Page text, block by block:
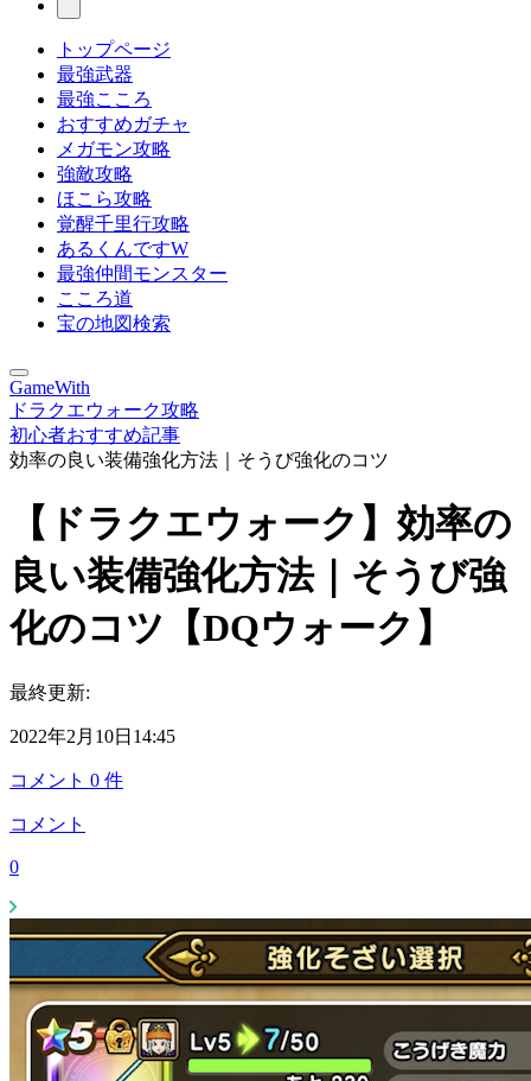
トップページ
最強武器
最強こころ
おすすめガチャ
メガモン攻略
強敵攻略
ほこら攻略
覚醒千里行攻略
あるくんですW
最強仲間モンスター
こころ道
宝の地図検索
GameWith
ドラクエウォーク攻略
初心者おすすめ記事
効率の良い装備強化方法｜そうび強化のコツ
【ドラクエウォーク】効率の
良い装備強化方法｜そうび強
化のコツ【DQウォーク】
最終更新:
2022年2月10日14:45
コメント 0 件
コメント
0